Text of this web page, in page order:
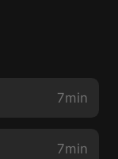
7min
7min